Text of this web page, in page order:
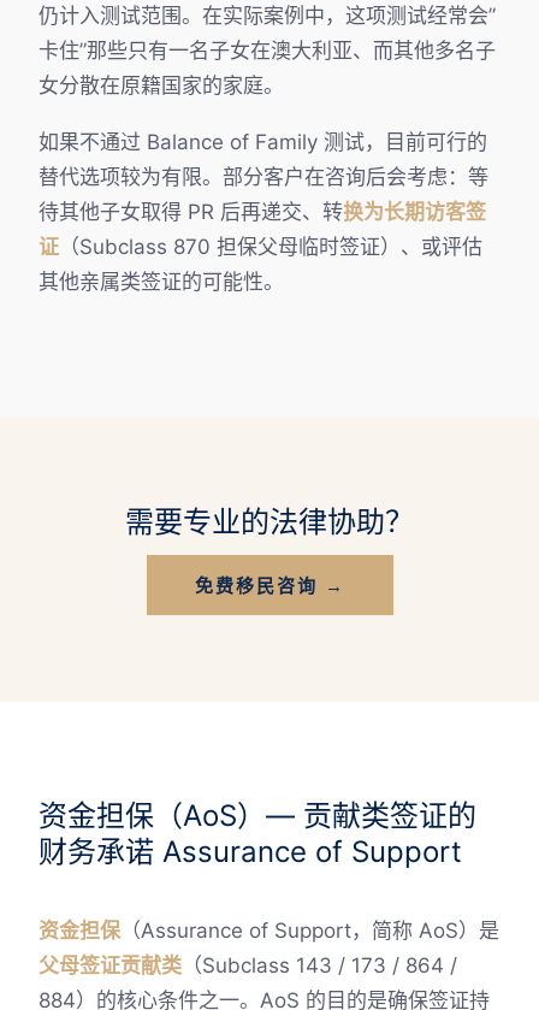
仍计入测试范围。在实际案例中，这项测试经常会”
卡住”那些只有一名子女在澳大利亚、而其他多名子
女分散在原籍国家的家庭。
如果不通过 Balance of Family 测试，目前可行的
替代选项较为有限。部分客户在咨询后会考虑：等
待其他子女取得 PR 后再递交、转换为长期访客签
证 （Subclass 870 担保父母临时签证）、或评估
其他亲属类签证的可能性。
需要专业的法律协助？
免费移民咨询 →
资金担保（AoS）— 贡献类签证的
财务承诺 Assurance of Support
资金担保 （Assurance of Support，简称 AoS）是
父母签证贡献类 （Subclass 143 / 173 / 864 /
884）的核心条件之一。AoS 的目的是确保签证持